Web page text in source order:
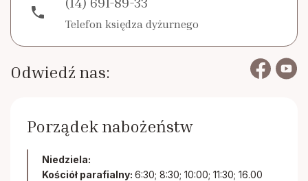
phone
Telefon księdza dyżurnego
Odwiedź nas:
Porządek nabożeństw
Niedziela:
Kościół parafialny: 6:30; 8:30; 10:00; 11:30; 16.00